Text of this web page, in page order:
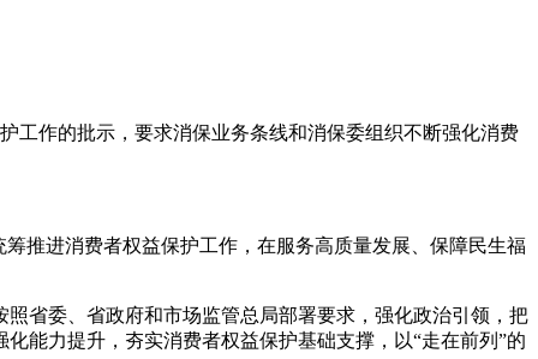
作的批示，要求消保业务条线和消保委组织不断强化消费
推进消费者权益保护工作，在服务高质量发展、保障民生福
省委、省政府和市场监管总局部署要求，强化政治引领，把
能力提升，夯实消费者权益保护基础支撑，以“走在前列”的